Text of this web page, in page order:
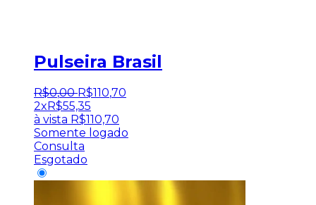
Pulseira Brasil
R$0,00 R$110,70
2xR$55,35
à vista R$110,70
Somente logado
Consulta
Esgotado